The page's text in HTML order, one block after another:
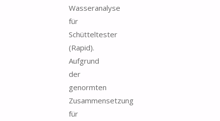
Wasseranalyse
für
Schütteltester
(Rapid).
Aufgrund
der
genormten
Zusammensetzung
für